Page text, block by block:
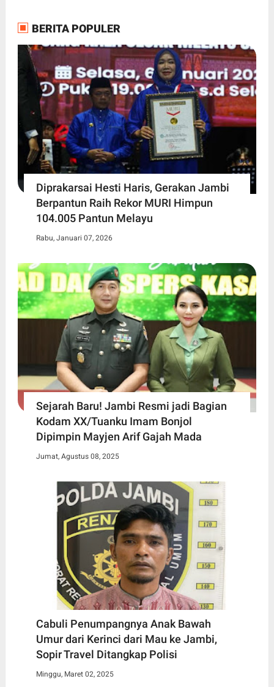
BERITA POPULER
Diprakarsai Hesti Haris, Gerakan Jambi
Berpantun Raih Rekor MURI Himpun
104.005 Pantun Melayu
Rabu, Januari 07, 2026
Sejarah Baru! Jambi Resmi jadi Bagian
Kodam XX/Tuanku Imam Bonjol
Dipimpin Mayjen Arif Gajah Mada
Jumat, Agustus 08, 2025
Cabuli Penumpangnya Anak Bawah
Umur dari Kerinci dari Mau ke Jambi,
Sopir Travel Ditangkap Polisi
Minggu, Maret 02, 2025